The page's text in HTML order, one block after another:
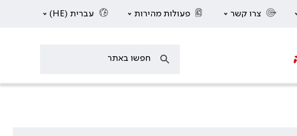
צרו קשר פעולות מהירות עברית (HE)